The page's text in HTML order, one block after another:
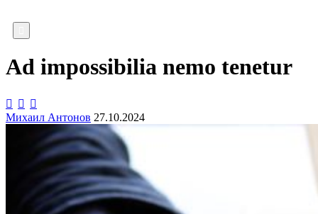
Ad impossibilia nemo tenetur
 

Михаил Антонов 27.10.2024